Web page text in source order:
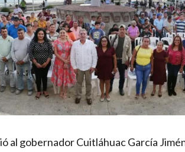
al gobernador Cuitláhuac García